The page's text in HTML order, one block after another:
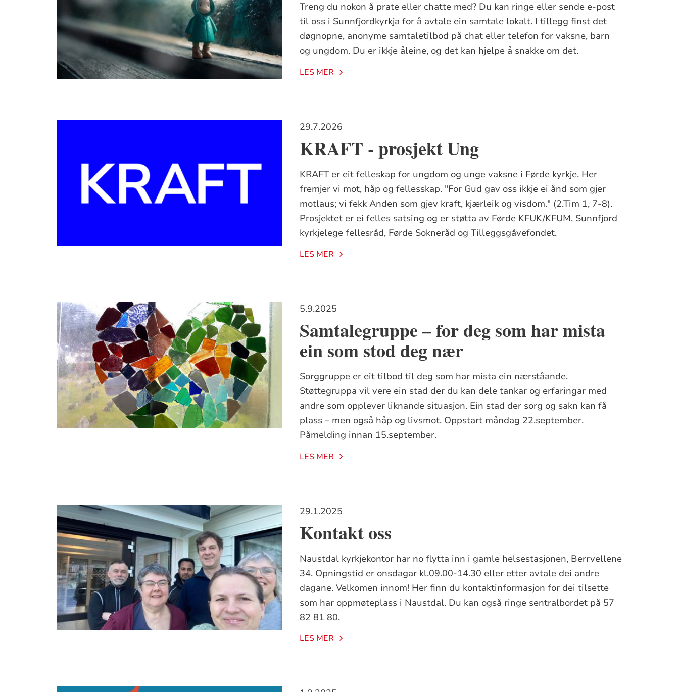
Treng du nokon å prate eller chatte med? Du kan ringe eller sende e-post
til oss i Sunnfjordkyrkja for å avtale ein samtale lokalt. I tillegg finst det
døgnopne, anonyme samtaletilbod på chat eller telefon for vaksne, barn
og ungdom. Du er ikkje åleine, og det kan hjelpe å snakke om det.
LES MER
29.7.2026
KRAFT - prosjekt Ung
KRAFT er eit felleskap for ungdom og unge vaksne i Førde kyrkje. Her
fremjer vi mot, håp og fellesskap. "For Gud gav oss ikkje ei ånd som gjer
motlaus; vi fekk Anden som gjev kraft, kjærleik og visdom." (2.Tim 1, 7-8).
Prosjektet er ei felles satsing og er støtta av Førde KFUK/KFUM, Sunnfjord
kyrkjelege fellesråd, Førde Sokneråd og Tilleggsgåvefondet.
LES MER
5.9.2025
Samtalegruppe – for deg som har mista
ein som stod deg nær
Sorggruppe er eit tilbod til deg som har mista ein nærståande.
Støttegruppa vil vere ein stad der du kan dele tankar og erfaringar med
andre som opplever liknande situasjon. Ein stad der sorg og sakn kan få
plass – men også håp og livsmot. Oppstart måndag 22.september.
Påmelding innan 15.september.
LES MER
29.1.2025
Kontakt oss
Naustdal kyrkjekontor har no flytta inn i gamle helsestasjonen, Berrvellene
34. Opningstid er onsdagar kl.09.00-14.30 eller etter avtale dei andre
dagane. Velkomen innom! Her finn du kontaktinformasjon for dei tilsette
som har oppmøteplass i Naustdal. Du kan også ringe sentralbordet på 57
82 81 80.
LES MER